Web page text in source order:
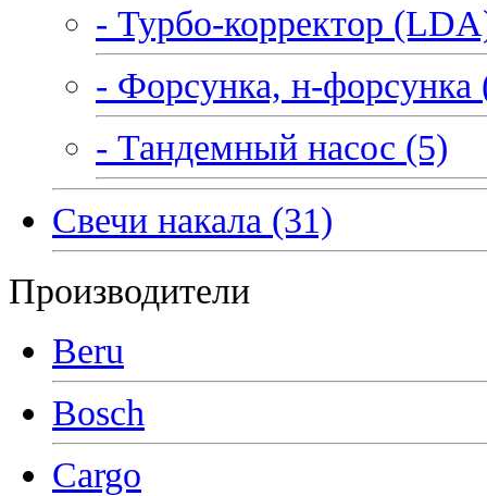
- Турбо-корректор
- Форсунка, н-форсунка
- Тандемный насос (5)
Свечи накала (31)
Производители
Beru
Bosch
Cargo